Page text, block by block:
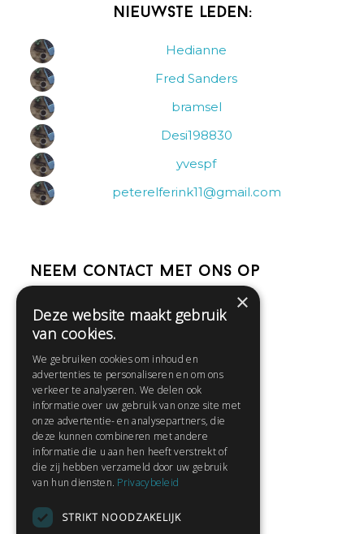
Nieuwste leden:
Hedianne
Fred Sanders
bramsel
Desi198830
yvespf
peterelferink11@gmail.com
Neem contact met ons op
Help
Contact
Huisregels
Snel naar:
Gratis aanmelden
Privacybeleid
×
Deze website maakt gebruik
van cookies.
We gebruiken cookies om inhoud en
advertenties te personaliseren en om ons
verkeer te analyseren. We delen ook
informatie over uw gebruik van onze site met
onze advertentie- en analysepartners, die
deze kunnen combineren met andere
informatie die u aan hen heeft verstrekt of
die zij hebben verzameld door uw gebruik
van hun diensten. Privacybeleid
STRIKT NOODZAKELIJK